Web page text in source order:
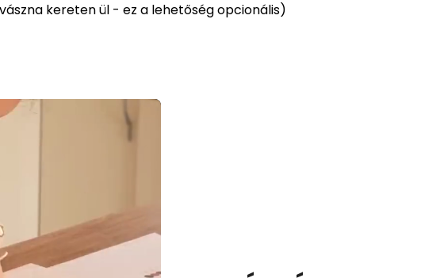
kereten ül - ez a lehetőség opcionális)